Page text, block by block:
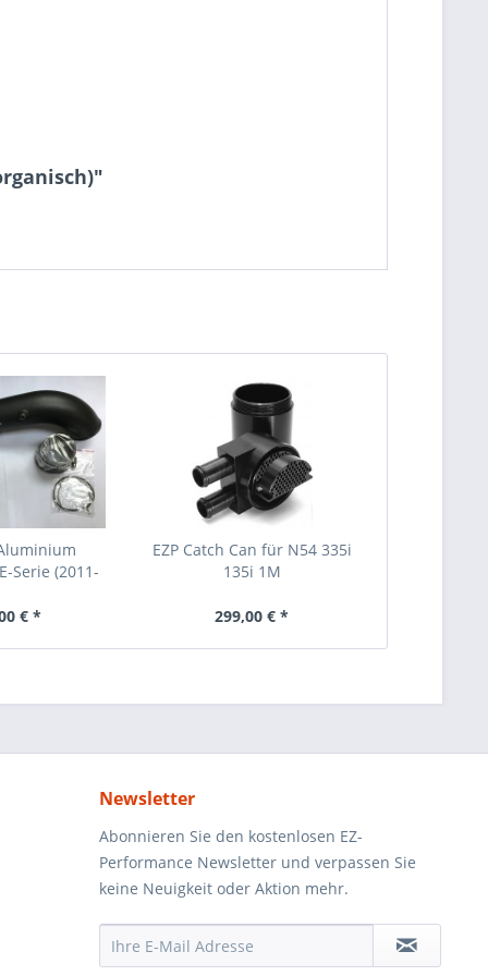
Serie (2011-
€ *
EZP Catch Can für N54 335i
135i 1M
299,00 € *
Newsletter
Abonnieren Sie den kostenlosen EZ-
Performance Newsletter und verpassen Sie
keine Neuigkeit oder Aktion mehr.